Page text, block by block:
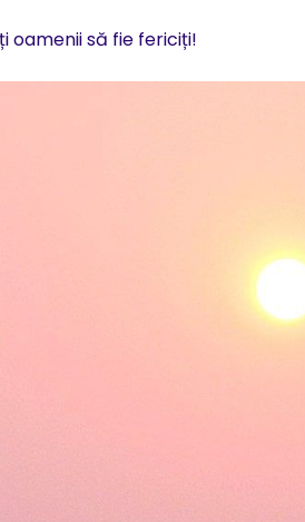
oamenii să fie fericiți!